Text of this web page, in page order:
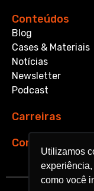
Utilizamos
como você
Utilizamos
como você
Conteúdos
Blog
Cases & Materiais
Notícias
Newsletter
Podcast
Carreiras
Contato